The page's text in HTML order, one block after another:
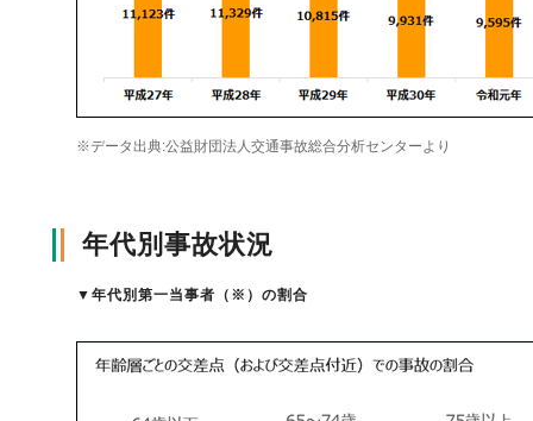
傷害保険
医療・介護保険
規範、方針、指針・基準、ガイドライン等
採用情報
損害保険会社の概況
お客様の声を受けた取り組み
保険金の支払状況（第三分野）
試験・研修トップ
「損害保険登録鑑定人」認定試験
アジャスター試験
統計・刊行物・報告書
統計
刊行物・報告書
お知らせトップ
最新情報
相談・通報等窓口
相談・通報等窓口トップ
English
※データ出典:公益財団法人交通事故総合分析センターより
年代別事故状況
▼ 年代別第一当事者（※）の割合